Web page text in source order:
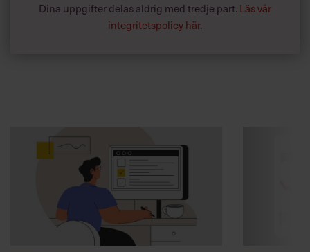
Dina uppgifter delas aldrig med tredje part. Läs vår
integritetspolicy här.